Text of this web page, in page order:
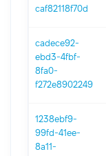
caf82118f70d
cadece92-
ebd3-4fbf-
8fa0-
f272e8902249
1238ebf9-
99fd-41ee-
8a11-